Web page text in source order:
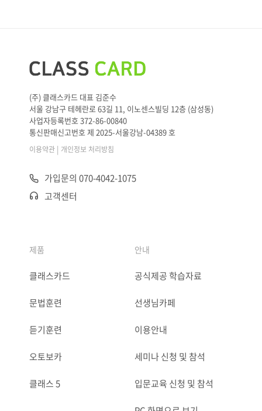
(주) 클래스카드 대표 김준수
서울 강남구 테헤란로 63길 11, 이노센스빌딩 12층 (삼성동)
사업자등록번호 372-86-00840
통신판매신고번호 제 2025-서울강남-04389 호
이용약관 | 개인정보 처리방침
가입문의 070-4042-1075
고객센터
제품
클래스카드
문법훈련
듣기훈련
오토보카
클래스 5
안내
공식제공 학습자료
선생님카페
이용안내
세미나 신청 및 참석
입문교육 신청 및 참석